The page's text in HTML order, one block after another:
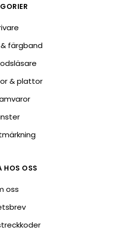
färgband
& plattor
HOS OSS
oss